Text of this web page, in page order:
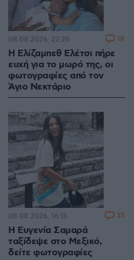
Η Ελίζαμπεθ Ελέτσι πήρε
ευχή για το μωρό της, οι
φωτογραφίες από τον
Άγιο Νεκτάριο
08.08.2026, 22:26 18
Η Ευγενία Σαμαρά
ταξίδεψε στο Μεξικό,
δείτε φωτογραφίες
08.08.2026, 16:15 35